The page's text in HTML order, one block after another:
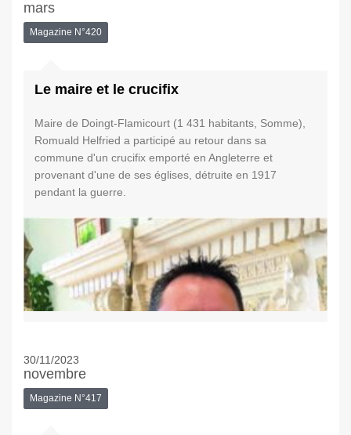
mars
Magazine N°420
Le maire et le crucifix
Maire de Doingt-Flamicourt (1 431 habitants, Somme),
Romuald Helfried a participé au retour dans sa
commune d'un crucifix emporté en Angleterre et
provenant d'une de ses églises, détruite en 1917
pendant la guerre.
30/11/2023
novembre
Magazine N°417